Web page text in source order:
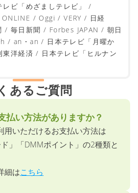
ビ「めざましテレビ」 /
/ Oggi / VERY / 日経
/ 毎日新聞 / Forbes JAPAN / 朝日
/ an・an / 日本テレビ「月曜か
洋経済 / 日本テレビ「ヒルナン
あるご質問
払い方法がありますか？
用いただけるお支払い方法は
ド」「DMMポイント」の2種類と
細はこちら